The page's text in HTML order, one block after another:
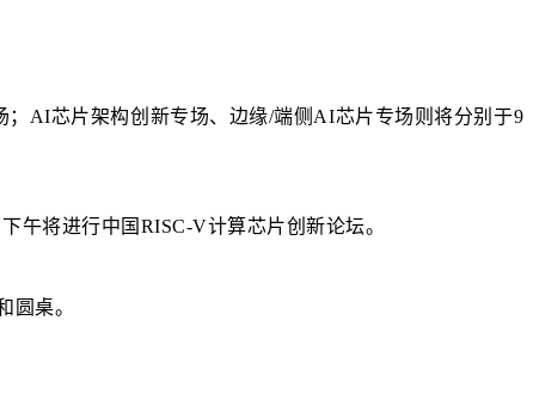
AI芯片架构创新专场、边缘/端侧AI芯片专场则将分别于9
午将进行中国RISC-V计算芯片创新论坛。
圆桌。